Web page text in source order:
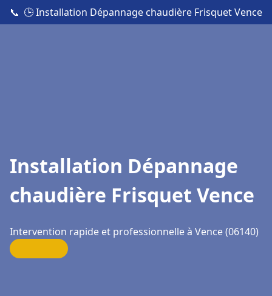
📞 🕒 Installation Dépannage chaudière Frisquet Vence
Installation Dépannage
chaudière Frisquet Vence
Intervention rapide et professionnelle à Vence (06140)